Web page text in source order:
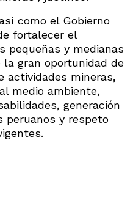
como el Gobierno
fortalecer el
pequeñas y medianas
gran oportunidad de
actividades mineras,
medio ambiente,
generación
peruanos y respeto